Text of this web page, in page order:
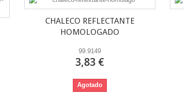
CHALECO REFLECTANTE
HOMOLOGADO
99.9149
3,83 €
Agotado